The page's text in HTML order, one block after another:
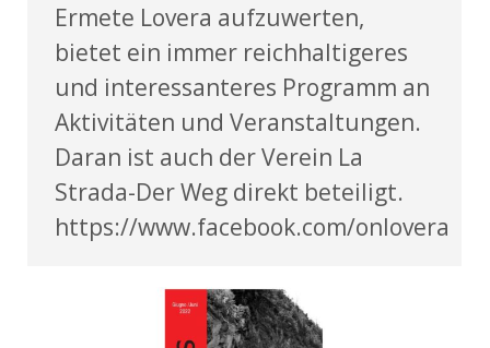
Ermete Lovera aufzuwerten,
bietet ein immer reichhaltigeres
und interessanteres Programm an
Aktivitäten und Veranstaltungen.
Daran ist auch der Verein La
Strada-Der Weg direkt beteiligt.
https://www.facebook.com/onlovera